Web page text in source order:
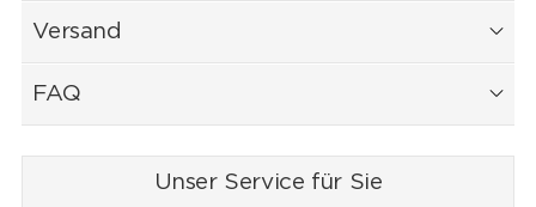
Versand
FAQ
Unser Service für Sie